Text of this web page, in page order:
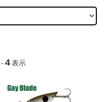
- 4 表示